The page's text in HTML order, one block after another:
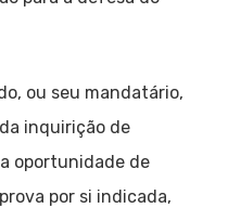
ou seu mandatário,
inquirição de
oportunidade de
por si indicada,